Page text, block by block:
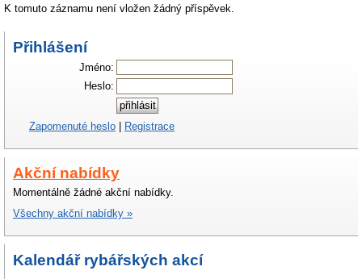
K tomuto záznamu není vložen žádný příspěvek.
Přihlášení
Jméno:
Heslo:
Zapomenuté heslo Registrace
Akční nabídky
Momentálně žádné akční nabídky.
Všechny akční nabídky »
Kalendář rybářských akcí